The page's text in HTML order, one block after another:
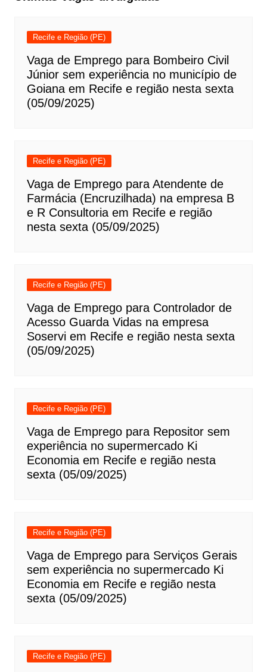
Recife e Região (PE)
Vaga de Emprego para Bombeiro Civil
Júnior sem experiência no município de
Goiana em Recife e região nesta sexta
(05/09/2025)
Recife e Região (PE)
Vaga de Emprego para Atendente de
Farmácia (Encruzilhada) na empresa B
e R Consultoria em Recife e região
nesta sexta (05/09/2025)
Recife e Região (PE)
Vaga de Emprego para Controlador de
Acesso Guarda Vidas na empresa
Soservi em Recife e região nesta sexta
(05/09/2025)
Recife e Região (PE)
Vaga de Emprego para Repositor sem
experiência no supermercado Ki
Economia em Recife e região nesta
sexta (05/09/2025)
Recife e Região (PE)
Vaga de Emprego para Serviços Gerais
sem experiência no supermercado Ki
Economia em Recife e região nesta
sexta (05/09/2025)
Recife e Região (PE)